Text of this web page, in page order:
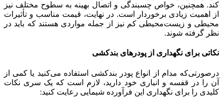
کند. همچنین، خواص چسبندگی و اتصال بهینه به سطوح مختلف نیز
از اهمیت زیادی برخوردار است. در نهایت، قیمت مناسب و تأثیرات
محیطی و زیست‌محیطی کم نیز از جمله مواردی هستند که باید در
نظر گرفته شوند.
نکاتی برای نگهداری از پودرهای بندکشی
درصورتی‌که مدام از انواع پودر بندکشی استفاده می‌کنید یا کمی از
آن را در قفسه و انباری خود دارید، لازم است که یک سری نکات
کلیدی را برای نگهداری این فرآورده شیمایی رعایت کنید: